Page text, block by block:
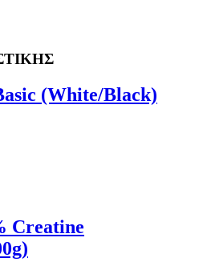
(White/Black)
Creatine